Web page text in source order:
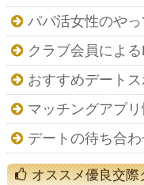
パパ活女性のや
クラブ会員によ
おすすめデート
マッチングアプリ
デートの待ち合
オススメ優良交際